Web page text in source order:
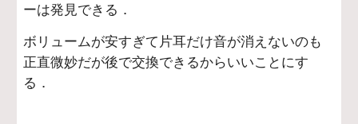
ーは発見できる．
ボリュームが安すぎて片耳だけ音が消えないのも
正直微妙だが後で交換できるからいいことにす
る．